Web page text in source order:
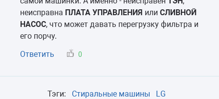
неисправна ПЛАТА УПРАВЛЕНИЯ или СЛИВНОЙ
НАСОС, что может давать перегрузку фильтра и
его порчу.
Ответить
0
Тэги: Стиральные машины LG